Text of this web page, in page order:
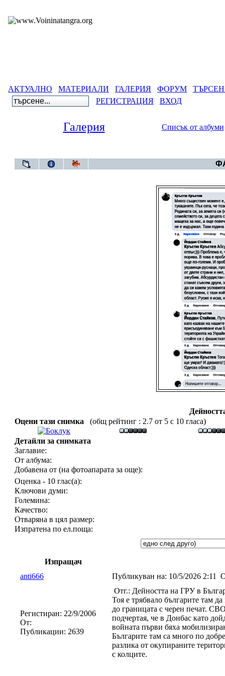
АКТУАЛНО МАТЕРИАЛИ ГАЛЕРИЯ ФОРУМ
РЕГИСТРАЦИЯ
ВХОД
Галерия Списък от албуми
Оцени тази снимка
(общ рейтинг : 2.7 от 5 с 10 гласа)
Детайли за снимката
Заглавие:
От албума:
Добавена от (на фотоапарата за още):
Оценка - 10 глас(а):
Ключови думи:
Големина:
Качество:
Отваряна в цял размер:
Изпратена по ел.поща:
Изпращач
anti666
Публикуван на: 10/5/2026 2:11
Регистиран: 22/9/2006
От:
Публикации: 2639
Отг.: Дейността на ГРУ в
Тоя е трябвало българите там
до границата с черен печат.
подчертая, че в Донбас като
войната първи бяха
Българите там са много по
разлика от окупираните
с колците.